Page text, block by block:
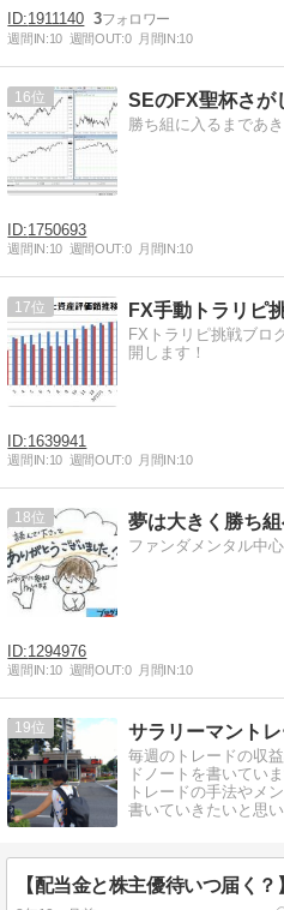
1911140 3
週間IN:10 週間OUT:0 月間IN:10
16 SEのFX聖杯さが
勝ち組に入るまであき
1750693
週間IN:10 週間OUT:0 月間IN:10
17 FX手動トラリピ
FXトラリピ挑戦ブロ
開します！
1639941
週間IN:10 週間OUT:0 月間IN:10
18 夢は大きく勝ち
ファンダメンタル中
1294976
週間IN:10 週間OUT:0 月間IN:10
19
毎週のトレードの収
ドノートを書いてい
トレードの手法やメ
書いていきたいと思い